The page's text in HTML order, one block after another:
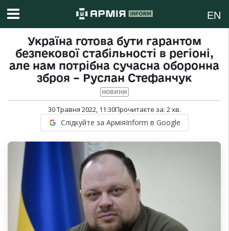
EN
Україна готова бути гарантом
безпекової стабільності в регіоні,
але нам потрібна сучасна оборонна
зброя – Руслан Стефанчук
НОВИНИ
30 Травня 2022, 11:30Прочитаєте за: 2хв.
Слідкуйте за АрміяInform в Google